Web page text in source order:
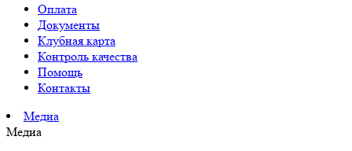
Оплата
Документы
Клубная карта
Контроль качества
Помощь
Контакты
Медиа
Медиа